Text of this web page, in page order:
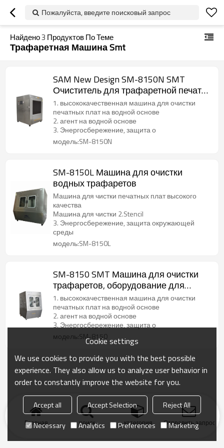
Пожалуйста, введите поисковый запрос
Найдено3 Продуктов По Теме
Трафаретная Машина Smt
SAM New Design SM-8150N SMT
Очиститель для трафаретной печати
Металлопластиковые трафаретные
чистящие средства
1. высококачественная машина для очистки
печатных плат на водной основе
2. агент на водной основе
3. Энергосбережение, защита о
модель:SM-8150N
SM-8150L Машина для очистки
водных трафаретов
Машина для чистки печатных плат высокого
качества
Машина для чистки 2.Stencil
3. Энергосбережение, защита окружающей
среды
модель:SM-8150L
SM-8150 SMT Машина для очистки
трафаретов, оборудование для
очистки PCBA для монтажа на
печатной плате
1. высококачественная машина для очистки
печатных плат на водной основе
2. агент на водной основе
3. Энергосбережение, защита о
модель:SM-8150
Главная поиск категория Отправить запрос
Cookie settings
We use cookies to provide you with the best possible
experience. They also allow us to analyze user behavior in
order to constantly improve the website for you.
Accept all Accept Selection
Reject All
Necessary
Analytics Preferences Marketing